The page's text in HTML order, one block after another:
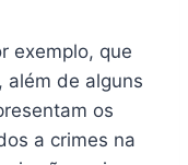
exemplo, que
além de alguns
os
a crimes na